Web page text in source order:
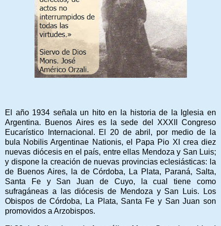
El año 1934 señala un hito en la historia de la Iglesia en
Argentina. Buenos Aires es la sede del XXXII Congreso
Eucarístico Internacional. El 20 de abril, por medio de la
bula Nobilis Argentinae Nationis, el Papa Pio XI crea diez
nuevas diócesis en el país, entre ellas Mendoza y San Luis;
y dispone la creación de nuevas provincias eclesiásticas: la
de Buenos Aires, la de Córdoba, La Plata, Paraná, Salta,
Santa Fe y San Juan de Cuyo, la cual tiene como
sufragáneas a las diócesis de Mendoza y San Luis. Los
Obispos de Córdoba, La Plata, Santa Fe y San Juan son
promovidos a Arzobispos.